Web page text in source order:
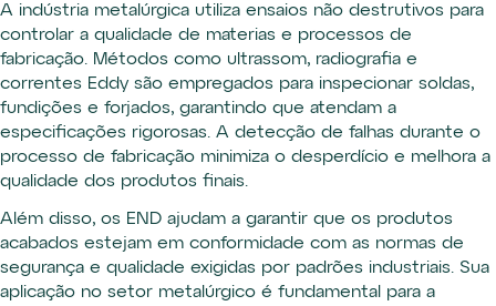
A indústria metalúrgica utiliza ensaios não destrutivos para
controlar a qualidade de materias e processos de
fabricação. Métodos como ultrassom, radiografia e
correntes Eddy são empregados para inspecionar soldas,
fundições e forjados, garantindo que atendam a
especificações rigorosas. A detecção de falhas durante o
processo de fabricação minimiza o desperdício e melhora a
qualidade dos produtos finais.
Além disso, os END ajudam a garantir que os produtos
acabados estejam em conformidade com as normas de
segurança e qualidade exigidas por padrões industriais. Sua
aplicação no setor metalúrgico é fundamental para a